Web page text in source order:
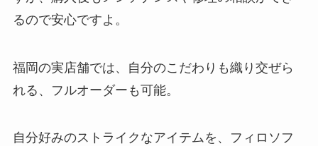
るので安心ですよ。
福岡の実店舗では、自分のこだわりも織り交ぜら
れる、フルオーダーも可能。
自分好みのストライクなアイテムを、フィロソフ